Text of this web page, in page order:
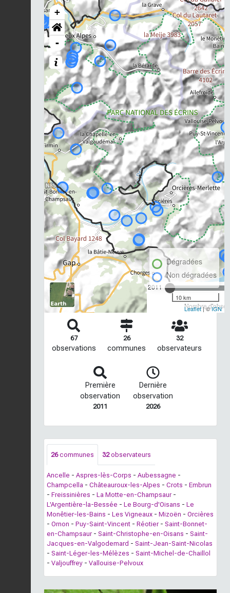
+
-
2011
Nombre
Dégradées
Non dégradées
10 km
Leaflet| ©IGN
67
observations
26
communes
32
observateurs
Première
observation
2011
Dernière
observation
2026
26communes 32observateurs
Ancelle - Aspres-lès-Corps - Aubessagne -
Champcella - Châteauroux-les-Alpes - Crots - Embrun
- Freissinières - La Motte-en-Champsaur -
L'Argentière-la-Bessée - Le Bourg-d'Oisans - Le
Monêtier-les-Bains - Les Vigneaux - Mizoën - Orcières
- Ornon - Puy-Saint-Vincent - Réotier - Saint-Bonnet-
en-Champsaur - Saint-Christophe-en-Oisans - Saint-
Jacques-en-Valgodemard - Saint-Jean-Saint-Nicolas
- Saint-Léger-les-Mélèzes - Saint-Michel-de-Chaillol
- Valjouffrey - Vallouise-Pelvoux